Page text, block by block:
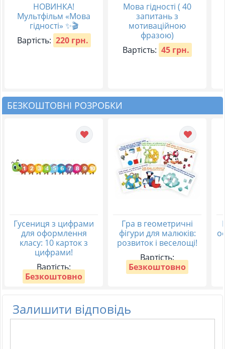
НОВИНКА!
Мультфільм «Мова
гідності» ✨🎬
Вартість: 220 грн.
Мова гідності ( 40
запитань з
мотиваційною
фразою)
Вартість: 45 грн.
БЕЗКОШТОВНІ РОЗРОБКИ
Гусениця з цифрами
для оформлення
класу: 10 карток з
цифрами!
Вартість:
Безкоштовно
Гра в геометричні
фігури для малюків:
розвиток і веселощі!
Вартість:
Безкоштовно
Залишити відповідь